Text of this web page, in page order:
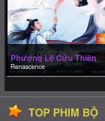
36
Phượng Lệ Cửu Thiên
Renascence
TOP PHIM BỘ